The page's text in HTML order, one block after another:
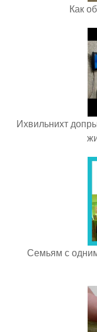
Как
Ихвильнихт
Семьям с